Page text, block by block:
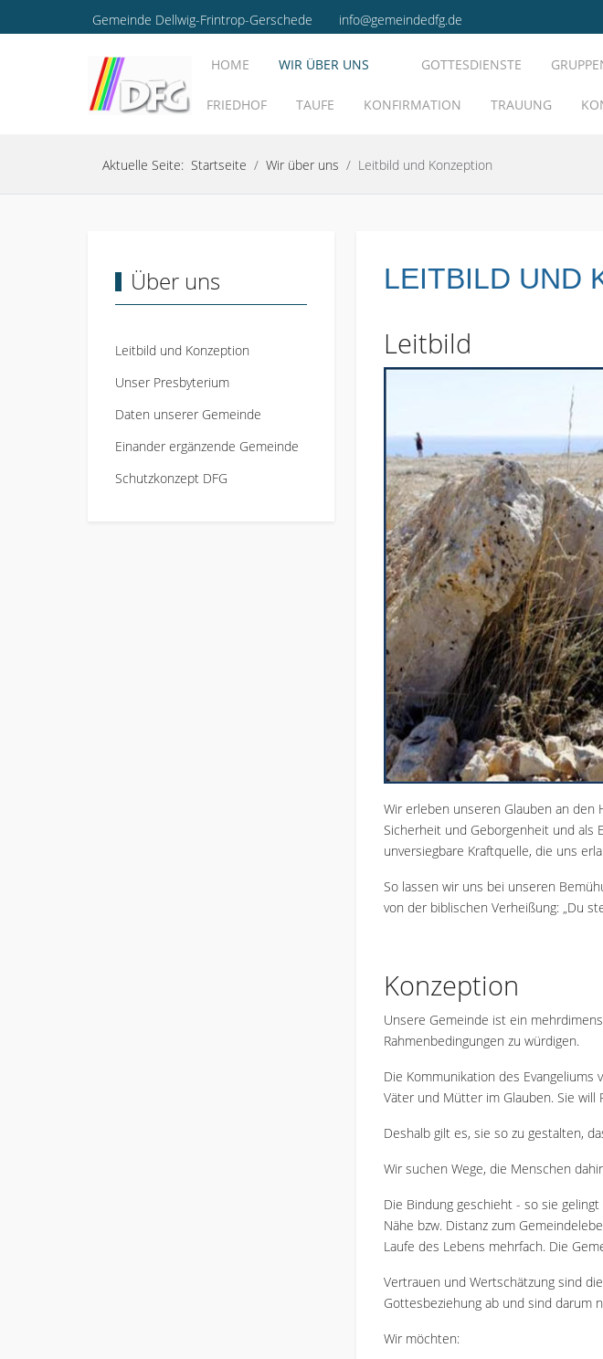
Gemeinde Dellwig-Frintrop-Gerschede info@gemeindedfg.de
HOME WIR ÜBER UNS GOTTESDIENSTE
FRIEDHOF TAUFE KONFIRMATION TRAUUNG
Aktuelle Seite: Startseite Wir über uns Leitbild und Konzeption
Über uns
Leitbild und Konzeption
Unser Presbyterium
Daten unserer Gemeinde
Einander ergänzende Gemeinde
Schutzkonzept DFG
LEITBILD UND
Leitbild
Wir erleben unseren Glauben an den
Sicherheit und Geborgenheit und als
unversiegbare Kraftquelle, die uns
So lassen wir uns bei unseren
von der biblischen Verheißung: „Du
Konzeption
Unsere Gemeinde ist ein
Rahmenbedingungen zu würdigen.
Die Kommunikation des
Väter und Mütter im Glauben. Sie will
Deshalb gilt es, sie so zu gestalten,
Wir suchen Wege, die Menschen
Die Bindung geschieht - so sie
Nähe bzw. Distanz zum
Laufe des Lebens mehrfach. Die
Vertrauen und Wertschätzung sind
Gottesbeziehung ab und sind darum
Wir möchten: